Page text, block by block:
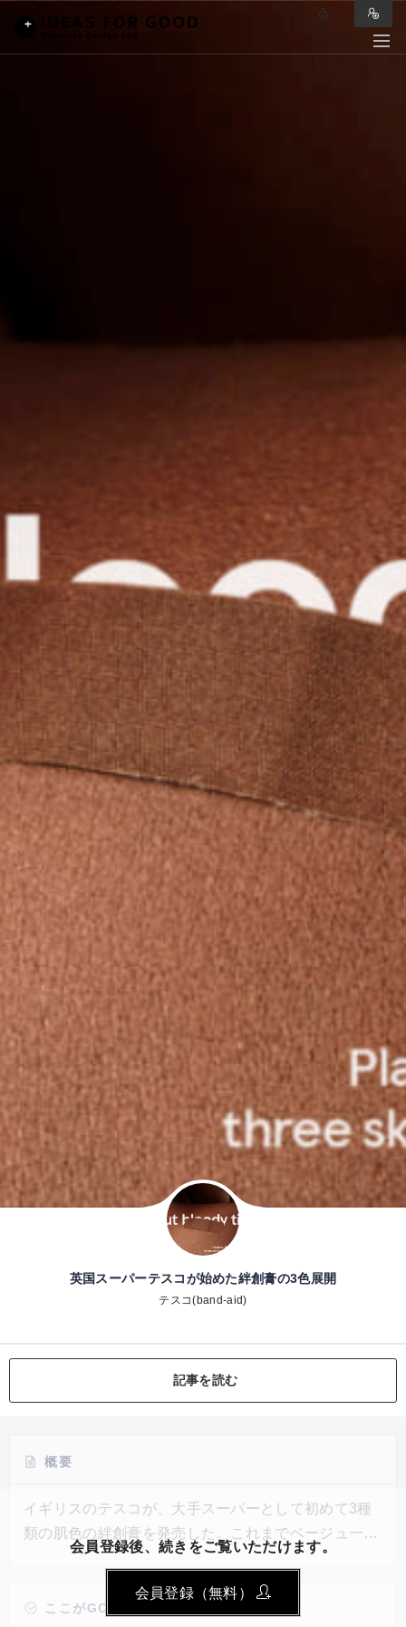
英国スーパーテスコが始めた絆創膏の3色展開
テスコ(band-aid)
記事を読む
概要
イギリスのテスコが、大手スーパーとして初めて3種
類の肌色の絆創膏を発売した。これまでベージュ一色
のみを取り扱ってきたが、多様な肌の色に合わせるた
めにライト、ミディアム、ダークの3種類の取り扱い
を開始。価格は約138円で、イギリス国内全741軒す
ここがGOOD!
会員登録後、続きをご覧いただけます。
会員登録（無料）